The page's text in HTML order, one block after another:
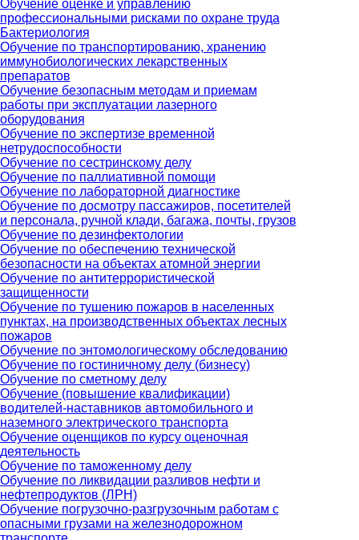
Обучение оценке и управлению
профессиональными рисками по охране труда
Бактериология
Обучение по транспортированию, хранению
иммунобиологических лекарственных
препаратов
Обучение безопасным методам и приемам
работы при эксплуатации лазерного
оборудования
Обучение по экспертизе временной
нетрудоспособности
Обучение по сестринскому делу
Обучение по паллиативной помощи
Обучение по лабораторной диагностике
Обучение по досмотру пассажиров, посетителей
и персонала, ручной клади, багажа, почты, грузов
Обучение по дезинфектологии
Обучение по обеспечению технической
безопасности на объектах атомной энергии
Обучение по антитеррористической
защищенности
Обучение по тушению пожаров в населенных
пунктах, на производственных объектах лесных
пожаров
Обучение по энтомологическому обследованию
Обучение по гостиничному делу (бизнесу)
Обучение по сметному делу
Обучение (повышение квалификации)
водителей-наставников автомобильного и
наземного электрического транспорта
Обучение оценщиков по курсу оценочная
деятельность
Обучение по таможенному делу
Обучение по ликвидации разливов нефти и
нефтепродуктов (ЛРН)
Обучение погрузочно-разгрузочным работам с
опасными грузами на железнодорожном